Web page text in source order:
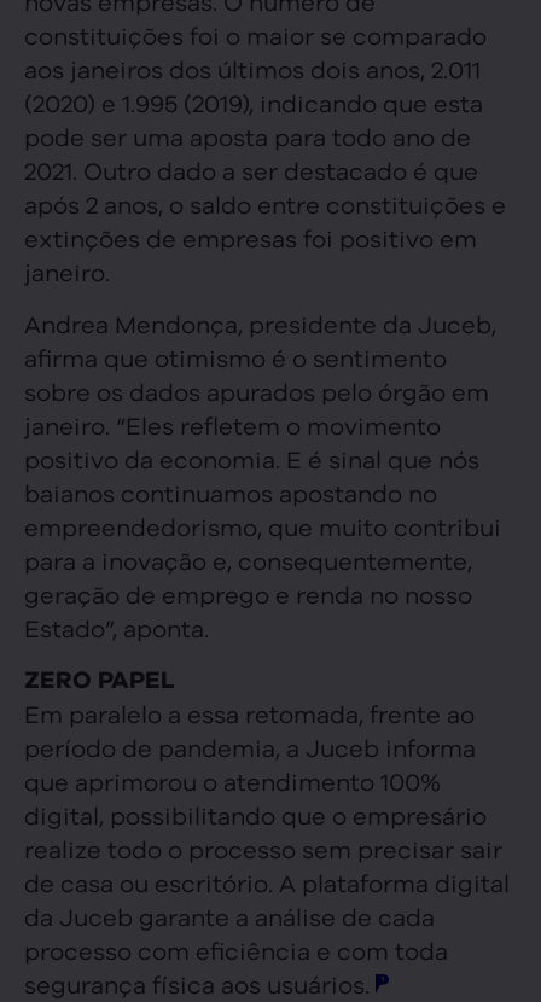
constituições foi o maior se comparado
aos janeiros dos últimos dois anos, 2.011
(2020) e 1.995 (2019), indicando que esta
pode ser uma aposta para todo ano de
2021. Outro dado a ser destacado é que
após 2 anos, o saldo entre constituições e
extinções de empresas foi positivo em
janeiro.
Andrea Mendonça, presidente da Juceb,
afirma que otimismo é o sentimento
sobre os dados apurados pelo órgão em
janeiro. “Eles refletem o movimento
positivo da economia. E é sinal que nós
baianos continuamos apostando no
empreendedorismo, que muito contribui
para a inovação e, consequentemente,
geração de emprego e renda no nosso
Estado”, aponta.
ZERO PAPEL
Em paralelo a essa retomada, frente ao
período de pandemia, a Juceb informa
que aprimorou o atendimento 100%
digital, possibilitando que o empresário
realize todo o processo sem precisar sair
de casa ou escritório. A plataforma digital
da Juceb garante a análise de cada
processo com eficiência e com toda
segurança física aos usuários.